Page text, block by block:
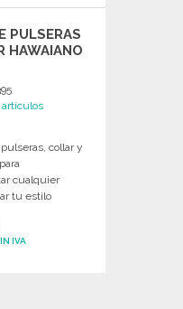
PULSERAS
HAWAIANO
collar y
cualquier
tu estilo
IVA